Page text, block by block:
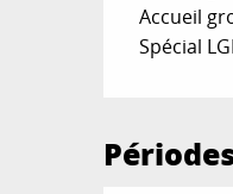
Accueil
Spécial